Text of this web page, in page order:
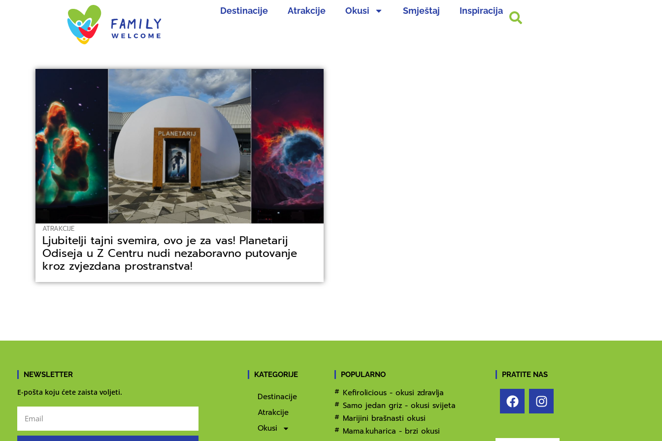
Destinacije Atrakcije Okusi Smještaj Inspiracija
ATRAKCIJE
Ljubitelji tajni svemira, ovo je za vas! Planetarij
Odiseja u Z Centru nudi nezaboravno putovanje
kroz zvjezdana prostranstva!
NEWSLETTER
E-pošta koju ćete zaista voljeti.
KATEGORIJE
Destinacije
Atrakcije
Okusi
POPULARNO
Kefirolicious - okusi zdravlja
Samo jedan griz - okusi svijeta
Marijini brašnasti okusi
Mama.kuharica - brzi okusi
PRATITE NAS